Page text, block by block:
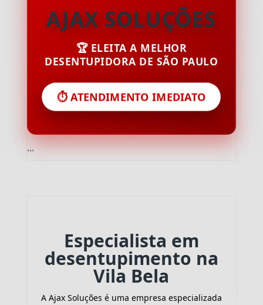
AJAX SOLUÇÕES
🏆 ELEITA A MELHOR
DESENTUPIDORA DE SÃO PAULO
⏱️ ATENDIMENTO IMEDIATO
```
Especialista em
desentupimento na
Vila Bela
A Ajax Soluções é uma empresa especializada